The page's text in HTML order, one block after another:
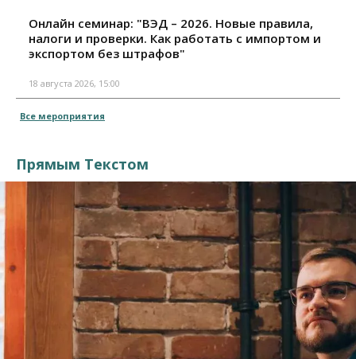
Онлайн семинар: "ВЭД – 2026. Новые правила,
налоги и проверки. Как работать с импортом и
экспортом без штрафов"
18 августа 2026, 15:00
Все мероприятия
Прямым Текстом